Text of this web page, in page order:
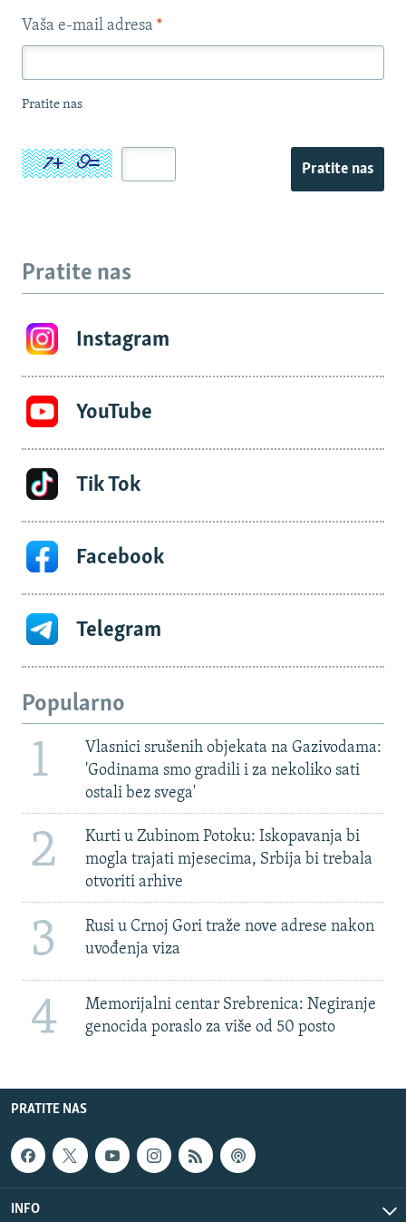
Vaša e-mail adresa *
Pratite nas
Pratite nas
Pratite nas
Instagram
YouTube
Tik Tok
Facebook
Telegram
Popularno
1
Vlasnici srušenih objekata na Gazivodama:
'Godinama smo gradili i za nekoliko sati
ostali bez svega'
2
Kurti u Zubinom Potoku: Iskopavanja bi
mogla trajati mjesecima, Srbija bi trebala
otvoriti arhive
3
Rusi u Crnoj Gori traže nove adrese nakon
uvođenja viza
4
Memorijalni centar Srebrenica: Negiranje
genocida poraslo za više od 50 posto
PRATITE NAS
INFO